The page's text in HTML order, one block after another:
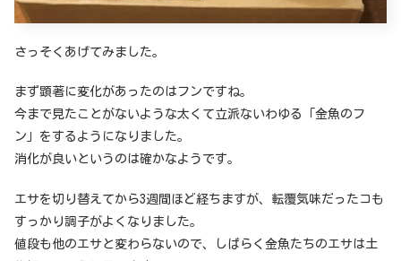
さっそくあげてみました。
まず顕著に変化があったのはフンですね。
今まで見たことがないような太くて立派ないわゆる「金魚のフ
ン」をするようになりました。
消化が良いというのは確かなようです。
エサを切り替えてから3週間ほど経ちますが、転覆気味だったコも
すっかり調子がよくなりました。
値段も他のエサと変わらないので、しばらく金魚たちのエサは土